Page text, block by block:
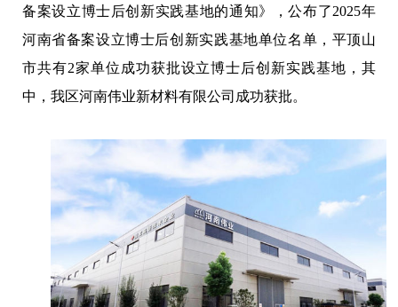
备案设立博士后创新实践基地的通知》，公布了2025年
河南省备案设立博士后创新实践基地单位名单，平顶山
市共有2家单位成功获批设立博士后创新实践基地，其
中，我区河南伟业新材料有限公司成功获批。